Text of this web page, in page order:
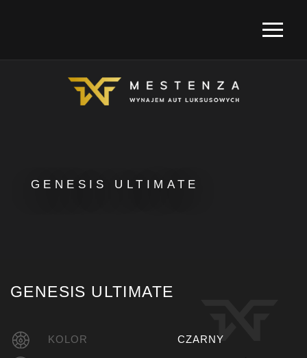
GENESIS ULTIMATE
GENESIS ULTIMATE
KOLOR CZARNY